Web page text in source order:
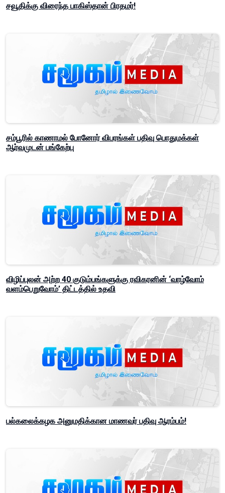
சவூதிக்கு விரைந்த பாகிஸ்தான் பிரதமர்!
சம்பூரில் காணாமல் போனோர் விபரங்கள் பதிவு பொதுமக்கள்
ஆர்வமுடன் பங்கேற்பு
விழிப்புலன் அற்ற 40 குடும்பங்களுக்கு ரவிகரனின் ‘வாழ்வோம்
வளம்பெறுவோம்’ திட்டத்தில் உதவி
பல்கலைக்கழக அனுமதிக்கான மாணவர் பதிவு ஆரம்பம்!